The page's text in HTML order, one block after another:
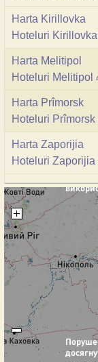
Harta Kirillovka
Hoteluri Kirillovka
Harta Melitipol
Hoteluri Melitipol
Harta Prîmorsk
Hoteluri Prîmorsk
Harta Zaporijia
Hoteluri Zaporijia